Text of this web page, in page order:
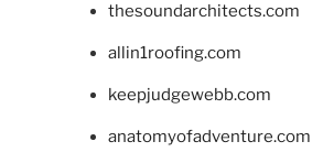
thesoundarchitects.com
allin1roofing.com
keepjudgewebb.com
anatomyofadventure.com